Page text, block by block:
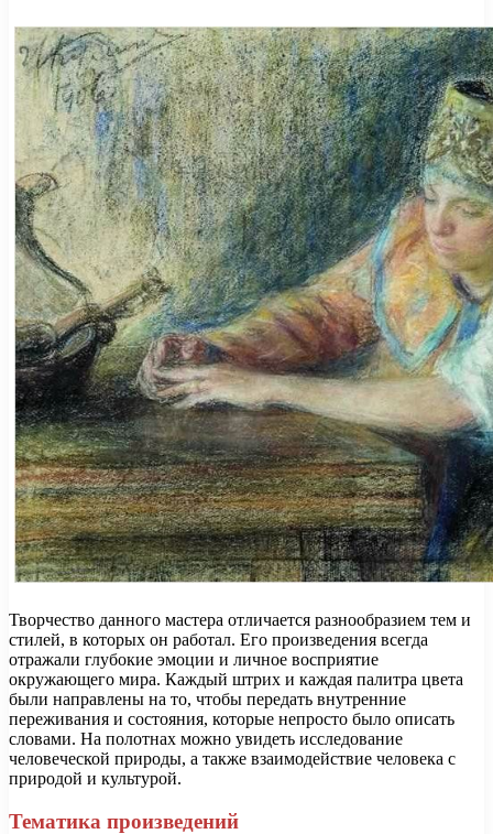
Творчество данного мастера отличается разнообразием тем и
стилей, в которых он работал. Его произведения всегда
отражали глубокие эмоции и личное восприятие
окружающего мира. Каждый штрих и каждая палитра цвета
были направлены на то, чтобы передать внутренние
переживания и состояния, которые непросто было описать
словами. На полотнах можно увидеть исследование
человеческой природы, а также взаимодействие человека с
природой и культурой.
Тематика произведений